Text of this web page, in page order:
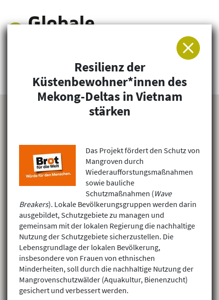
Arbeitsgemeinschaft für Entwicklung und
Humanitäre Hilfe
Resilienz der
Küstenbewohner*innen des
Mekong-Deltas in Vietnam
stärken
Das Projekt fördert den Schutz von
Mangroven durch
Wiederaufforstungsmaßnahmen
sowie bauliche
Schutzmaßnahmen (Wave
Breakers). Lokale Bevölkerungsgruppen werden darin
ausgebildet, Schutzgebiete zu managen und
gemeinsam mit der lokalen Regierung die nachhaltige
Nutzung der Schutzgebiete sicherzustellen. Die
Lebensgrundlage der lokalen Bevölkerung,
insbesondere von Frauen von ethnischen
Minderheiten, soll durch die nachhaltige Nutzung der
Mangrovenschutzwälder (Aquakultur, Bienenzucht)
gesichert und verbessert werden.